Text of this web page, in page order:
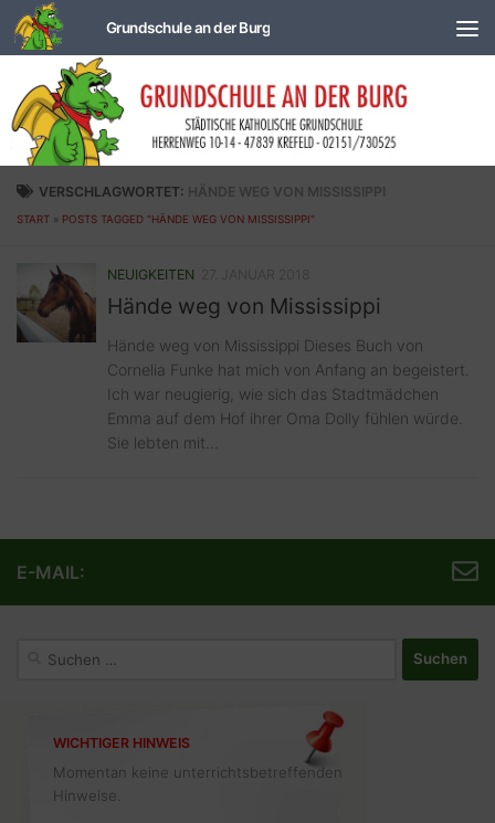
Zum Inhalt springen
VERSCHLAGWORTET: HÄNDE WEG VON MISSISSIPPI
START » POSTS TAGGED "HÄNDE WEG VON MISSISSIPPI"
NEUIGKEITEN
Hände weg von Mississippi
Hände weg von Mississippi Dieses Buch von
Cornelia Funke hat mich von Anfang an begeistert.
Ich war neugierig, wie sich das Stadtmädchen
Emma auf dem Hof ihrer Oma Dolly fühlen würde.
Sie lebten mit...
E-MAIL:
WICHTIGER HINWEIS
Momentan keine unterrichtsbetreffenden
Hinweise.